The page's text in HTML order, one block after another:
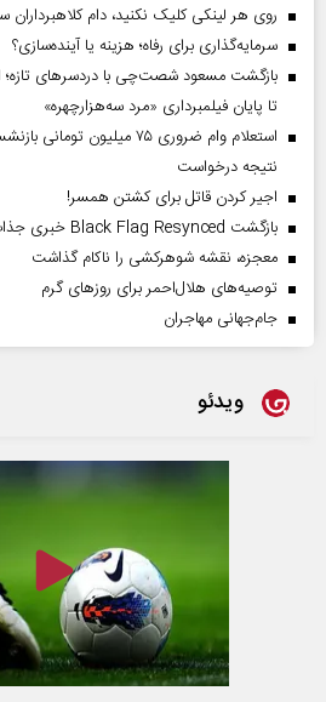
روی هر لینکی کلیک نکنید، دام
سرمایه‌گذاری برای رفاه؛ هزینه یا آینده‌سازی؟
بازگشت مسعود شصت‌چی با دردسر‌های تازه؛
تا پایان فیلمبرداری «مرد سه‌هزارچهره»
استعلام وام ضروری ۷۵
نتیجه درخواست
اجیر کردن قاتل برای کشتن همسر!
بازگشت Black Flag Resynced خبری جذاب برای دوستداران بازی
معجزه، نقشه شوهرکشی را ناکام گذاشت
توصیه‌های هلال‌احمر برای روز‌های گرم
جام‌جهانی مهاجران
ویدئو